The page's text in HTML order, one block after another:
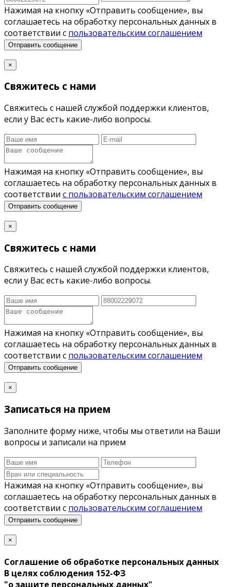
Нажимая на кнопку «Отправить сообщение», вы
соглашаетесь на обработку персональных данных в
соответствии с пользовательским соглашением
Отправить сообщение
×
Свяжитесь с нами
Свяжитесь с нашей службой поддержки клиентов,
если у Вас есть какие-либо вопросы.
Нажимая на кнопку «Отправить сообщение», вы
соглашаетесь на обработку персональных данных в
соответствии с пользовательским соглашением
Отправить сообщение
×
Свяжитесь с нами
Свяжитесь с нашей службой поддержки клиентов,
если у Вас есть какие-либо вопросы.
Нажимая на кнопку «Отправить сообщение», вы
соглашаетесь на обработку персональных данных в
соответствии с пользовательским соглашением
Отправить сообщение
×
Записаться на прием
Заполните форму ниже, чтобы мы ответили на Ваши
вопросы и записали на прием
Нажимая на кнопку «Отправить сообщение», вы
соглашаетесь на обработку персональных данных в
соответствии с пользовательским соглашением
Отправить сообщение
×
Соглашение об обработке персональных данных
В целях соблюдения 152-ФЗ
"о защите персональных данных"